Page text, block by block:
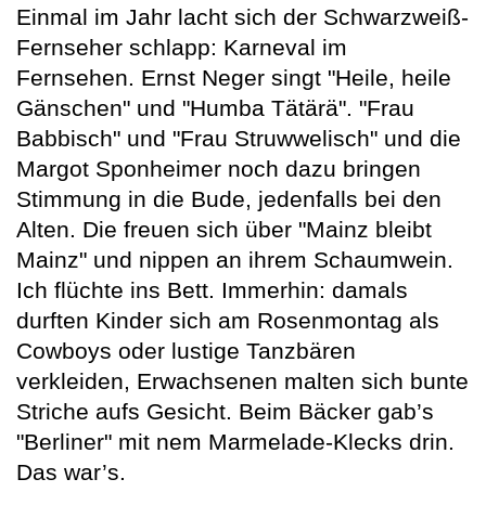
Einmal im Jahr lacht sich der Schwarzweiß-
Fernseher schlapp: Karneval im
Fernsehen. Ernst Neger singt "Heile, heile
Gänschen" und "Humba Tätärä". "Frau
Babbisch" und "Frau Struwwelisch" und die
Margot Sponheimer noch dazu bringen
Stimmung in die Bude, jedenfalls bei den
Alten. Die freuen sich über "Mainz bleibt
Mainz" und nippen an ihrem Schaumwein.
Ich flüchte ins Bett. Immerhin: damals
durften Kinder sich am Rosenmontag als
Cowboys oder lustige Tanzbären
verkleiden, Erwachsenen malten sich bunte
Striche aufs Gesicht. Beim Bäcker gab’s
"Berliner" mit nem Marmelade-Klecks drin.
Das war’s.